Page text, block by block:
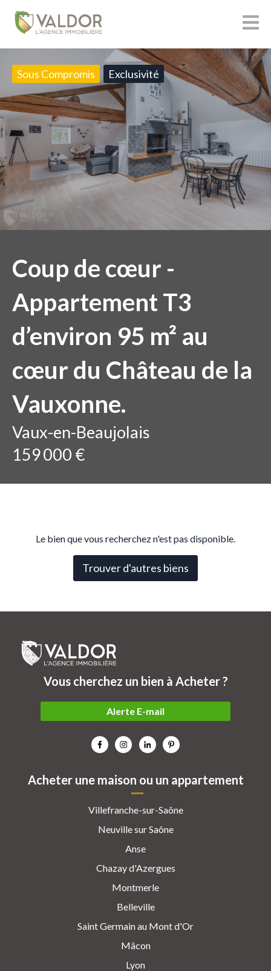
Sous Compromis Exclusivité
Coup de cœur -
Appartement T3
d’environ 95 m² au
cœur du Château de la
Vauxonne.
Vaux-en-Beaujolais
159 000 €
Le bien que vous recherchez n'est pas disponible.
Trouver d'autres biens
Acheter une maison ou un appartement
Villefranche-sur-Saône
Neuville sur Saône
Anse
Chazay d'Azergues
Montmerle
Belleville
Saint Germain au Mont d'Or
Mâcon
Lyon
Vous cherchez un bien à Acheter ?
Alerte E-mail